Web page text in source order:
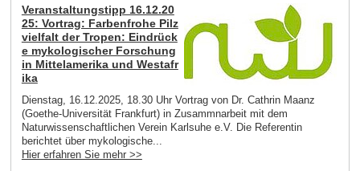
Veranstaltungstipp 16.12.20
25: Vortrag: Farbenfrohe Pilz
vielfalt der Tropen: Eindrück
e mykologischer Forschung
in Mittelamerika und Westafr
ika
Dienstag, 16.12.2025, 18.30 Uhr Vortrag von Dr. Cathrin Maanz
(Goethe-Universität Frankfurt) in Zusammnarbeit mit dem
Naturwissenschaftlichen Verein Karlsuhe e.V. Die Referentin
berichtet über mykologische...
Hier erfahren Sie mehr >>